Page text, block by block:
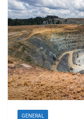
GENERAL